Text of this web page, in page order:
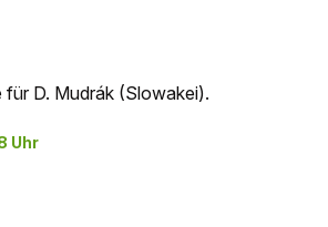
D. Mudrák (Slowakei).
Uhr